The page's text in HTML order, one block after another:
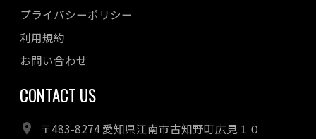
プライバシーポリシー
利用規約
お問い合わせ
CONTACT US
〒483-8274 愛知県江南市古知野町広見１０